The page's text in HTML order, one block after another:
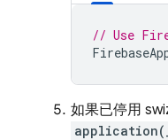
// Use
如果已停用